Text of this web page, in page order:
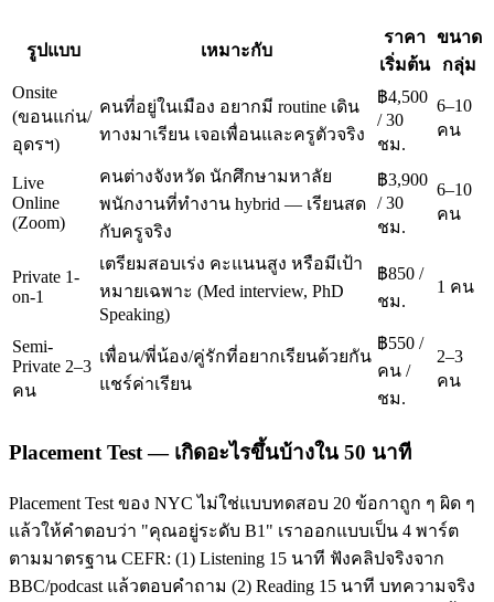
รูปแบบ เหมาะกับ
ราคา
เริ่มต้น
ขนาด
กลุ่ม
Onsite
(ขอนแก่น/
อุดรฯ)
คนที่อยู่ในเมือง อยากมี routine เดิน
ทางมาเรียน เจอเพื่อนและครูตัวจริง
฿4,500
/ 30
ชม.
6–10
คน
Live
Online
(Zoom)
คนต่างจังหวัด นักศึกษามหาลัย
พนักงานที่ทำงาน hybrid — เรียนสด
กับครูจริง
฿3,900
/ 30
ชม.
6–10
คน
Private 1-
on-1
เตรียมสอบเร่ง คะแนนสูง หรือมีเป้า
หมายเฉพาะ (Med interview, PhD
Speaking)
฿850 /
ชม.
1 คน
Semi-
Private 2–3
คน
เพื่อน/พี่น้อง/คู่รักที่อยากเรียนด้วยกัน
แชร์ค่าเรียน
฿550 /
คน /
ชม.
2–3
คน
Placement Test — เกิดอะไรขึ้นบ้างใน 50 นาที
Placement Test ของ NYC ไม่ใช่แบบทดสอบ 20 ข้อกาถูก ๆ ผิด ๆ
แล้วให้คำตอบว่า "คุณอยู่ระดับ B1" เราออกแบบเป็น 4 พาร์ต
ตามมาตรฐาน CEFR: (1) Listening 15 นาที ฟังคลิปจริงจาก
BBC/podcast แล้วตอบคำถาม (2) Reading 15 นาที บทความจริง